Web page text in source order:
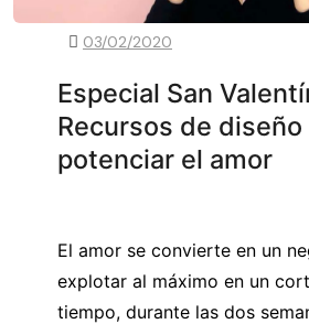
03/02/2020
Especial San
Recursos de diseño
potenciar el amor
El amor se convierte en un
explotar al máximo en un
tiempo, durante las dos